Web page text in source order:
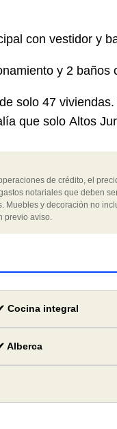
con vestidor y
y 2 baños
solo 47
que solo Altos
de crédito, el
notariales que deben
Muebles y decoración no
previo aviso.
Cocina integral
Alberca